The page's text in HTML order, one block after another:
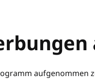
aufgenommen